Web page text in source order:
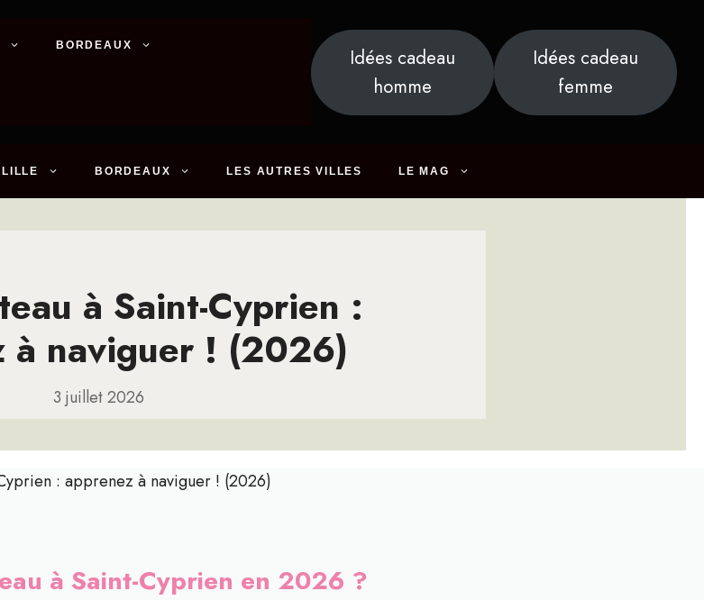
BORDEAUX
Idées cadeau
homme
Idées cadeau
femme
LILLE BORDEAUX LES AUTRES VILLES LE MAG
à Saint-Cyprien :
à naviguer ! (2026)
3 juillet 2026
: apprenez à naviguer ! (2026)
à Saint-Cyprien en 2026 ?